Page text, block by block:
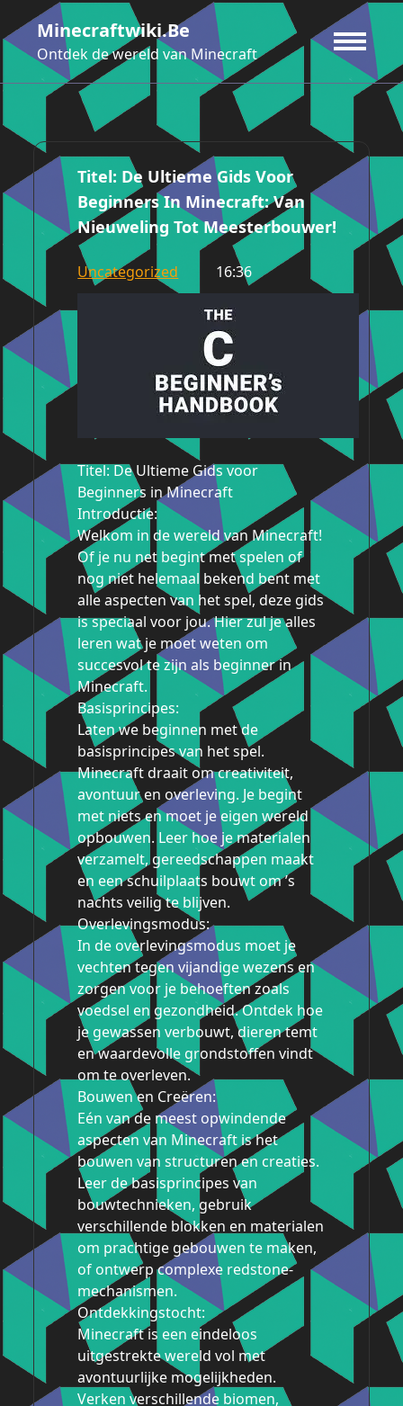
naar
de
inhoud
Minecraftwiki.be
Ontdek de wereld van Minecraft
Titel: De Ultieme Gids Voor
Beginners In Minecraft: Van
Nieuweling Tot Meesterbouwer!
Uncategorized 16:36
Titel: De Ultieme Gids voor
Beginners in Minecraft
Introductie:
Welkom in de wereld van Minecraft!
Of je nu net begint met spelen of
nog niet helemaal bekend bent met
alle aspecten van het spel, deze gids
is speciaal voor jou. Hier zul je alles
leren wat je moet weten om
succesvol te zijn als beginner in
Minecraft.
Basisprincipes:
Laten we beginnen met de
basisprincipes van het spel.
Minecraft draait om creativiteit,
avontuur en overleving. Je begint
met niets en moet je eigen wereld
opbouwen. Leer hoe je materialen
verzamelt, gereedschappen maakt
en een schuilplaats bouwt om ’s
nachts veilig te blijven.
Overlevingsmodus:
In de overlevingsmodus moet je
vechten tegen vijandige wezens en
zorgen voor je behoeften zoals
voedsel en gezondheid. Ontdek hoe
je gewassen verbouwt, dieren temt
en waardevolle grondstoffen vindt
om te overleven.
Bouwen en Creëren:
Eén van de meest opwindende
aspecten van Minecraft is het
bouwen van structuren en creaties.
Leer de basisprincipes van
bouwtechnieken, gebruik
verschillende blokken en materialen
om prachtige gebouwen te maken,
of ontwerp complexe redstone-
mechanismen.
Ontdekkingstocht:
Minecraft is een eindeloos
uitgestrekte wereld vol met
avontuurlijke mogelijkheden.
Verken verschillende biomen,